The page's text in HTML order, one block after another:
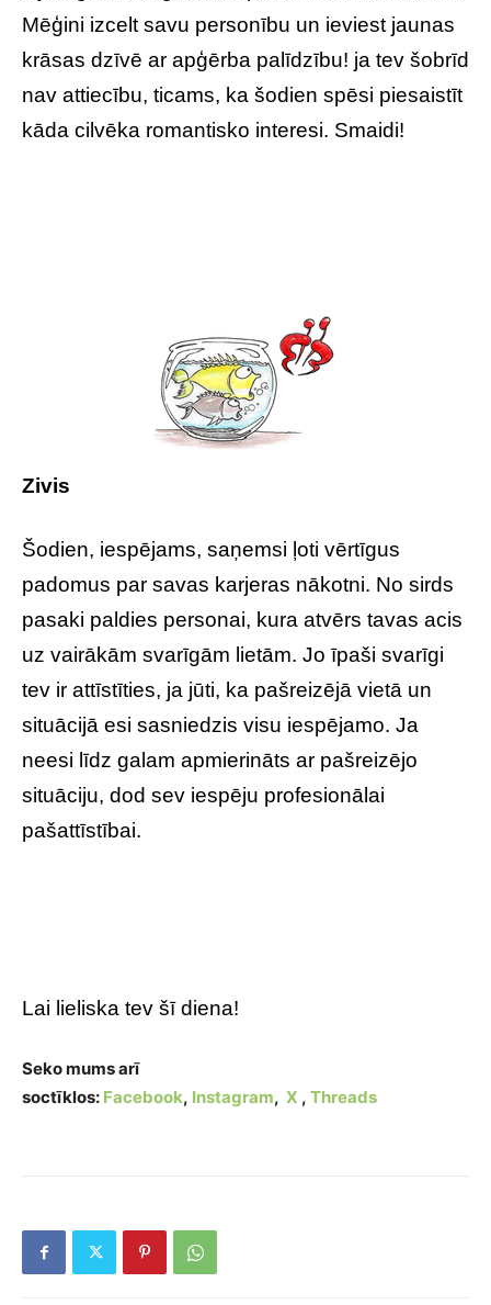
Mēģini izcelt savu personību un ieviest jaunas
krāsas dzīvē ar apģērba palīdzību! ja tev šobrīd
nav attiecību, ticams, ka šodien spēsi piesaistīt
kāda cilvēka romantisko interesi. Smaidi!
Zivis
Šodien, iespējams, saņemsi ļoti vērtīgus
padomus par savas karjeras nākotni. No sirds
pasaki paldies personai, kura atvērs tavas acis
uz vairākām svarīgām lietām. Jo īpaši svarīgi
tev ir attīstīties, ja jūti, ka pašreizējā vietā un
situācijā esi sasniedzis visu iespējamo. Ja
neesi līdz galam apmierināts ar pašreizējo
situāciju, dod sev iespēju profesionālai
pašattīstībai.
Lai lieliska tev šī diena!
Seko mums arī
soctīklos: Facebook, Instagram, X , Threads